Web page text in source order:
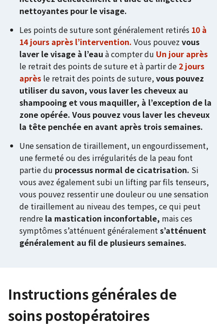
nettoyantes pour le visage.
Les points de suture sont généralement retirés 10 à
14 jours après l’intervention. Vous pouvez vous
laver le visage à l’eau à compter du Un jour après
le retrait des points de suture et à partir de2 jours
après le retrait des points de suture,vous pouvez
utiliser du savon, vous laver les cheveux au
shampooing et vous maquiller, à l’exception de la
zone opérée. Vous pouvez vous laver les cheveux
la tête penchée en avant après trois semaines.
Une sensation de tiraillement, un engourdissement,
une fermeté ou des irrégularités de la peau font
partie du processus normal de cicatrisation. Si
vous avez également subi un lifting par fils tenseurs,
vous pouvez ressentir une douleur ou une sensation
de tiraillement au niveau des tempes, ce qui peut
rendre la mastication inconfortable, mais ces
symptômes s’atténuent généralements’atténuent
généralement au fil de plusieurs semaines.
Instructions générales de
soins postopératoires